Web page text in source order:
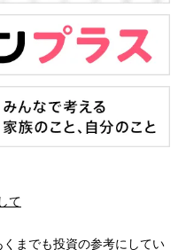
て
までも投資の参考にしてい